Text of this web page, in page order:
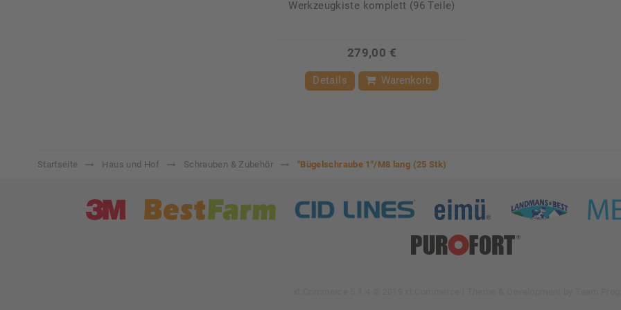
Werkzeugkiste komplett (96 Teile)
279,00 €
Details Warenkorb
Startseite Haus und Hof Schrauben & Zubehör "Bügelschraube 1"/M8 lang (25 Stk)